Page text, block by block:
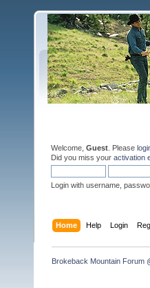
Welcome, Guest . Please
Did you miss your activation
Login with username,
Home Help Login
Brokeback Mountain Forum